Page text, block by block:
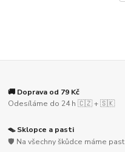
🚚 Doprava od 79 Kč
Odesíláme do 24 h 🇨🇿 + 🇸🇰
🪤 Sklopce a pasti
🛡️ Na všechny škůdce máme past